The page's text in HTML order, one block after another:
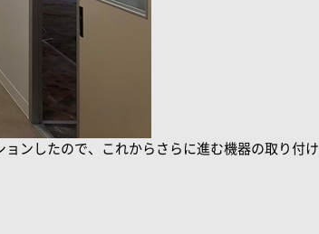
ンしたので、これからさらに進む機器の取り付け